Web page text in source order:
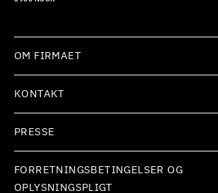
OM FIRMAET
KONTAKT
PRESSE
FORRETNINGSBETINGELSER OG
OPLYSNINGSPLIGT